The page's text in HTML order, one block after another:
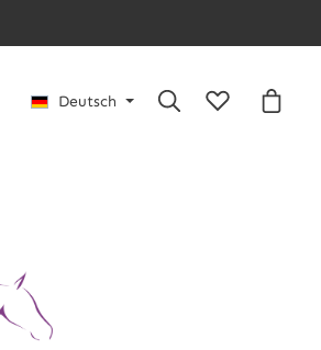
Deutsch
Du hast 0